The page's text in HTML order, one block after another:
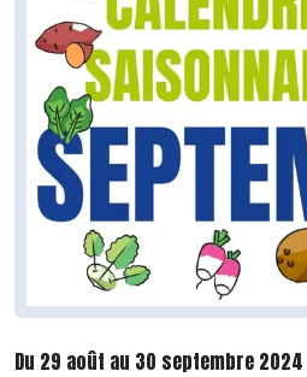
Du 29 août au 30 septembre 2024